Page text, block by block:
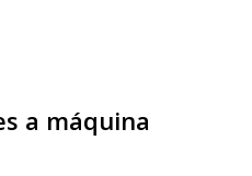
a máquina